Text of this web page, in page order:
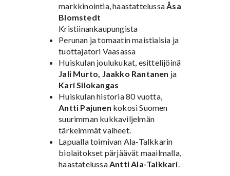
markkinointia, haastattelussaÅsa
Blomstedt
Kristiinankaupungista
Perunan ja tomaatin maistiaisia ja
tuottajatori Vaasassa
Huiskulan joulukukat, esittelijöinä
Jali Murto, Jaakko Rantanen ja
Kari Silokangas
Huiskulan historia 80 vuotta,
Antti Pajunen kokosi Suomen
suurimman kukkaviljelmän
tärkeimmät vaiheet.
Lapualla toimivan Ala-Talkkarin
biolaitokset pärjäävät maailmalla,
haastatelussaAntti Ala-Talkkari.